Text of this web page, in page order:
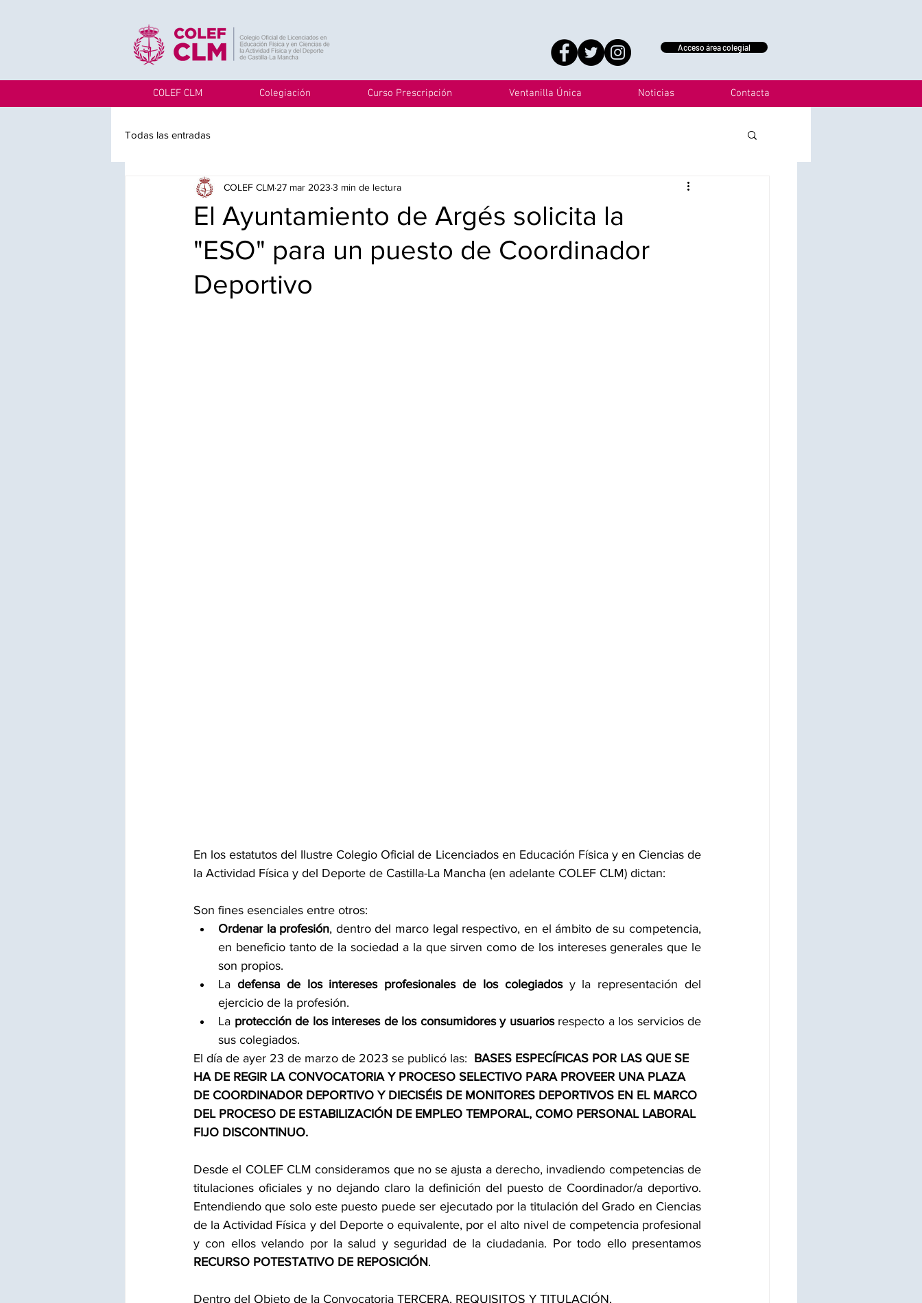
Acceso área colegial
COLEF CLM Colegiación Curso Prescripción Ventanilla Única Noticias Contacta
Todas las entradas
El Ayuntamiento de Argés solicita la
"ESO" para un puesto de Coordinador
Deportivo
COLEF CLM 27 mar 2023 3 min de lectura
En los estatutos del Ilustre Colegio Oficial de Licenciados en Educación Física y en Ciencias de
la Actividad Física y del Deporte de Castilla-La Mancha (en adelante COLEF CLM) dictan:
Son fines esenciales entre otros:
Ordenar la profesión, dentro del marco legal respectivo, en el ámbito de su competencia,
en beneficio tanto de la sociedad a la que sirven como de los intereses generales que le
son propios.
La defensa de los intereses profesionales de los colegiados y la representación del
ejercicio de la profesión.
La protección de los intereses de los consumidores y usuarios respecto a los servicios de
sus colegiados.
El día de ayer 23 de marzo de 2023 se publicó las: BASES ESPECÍFICAS POR LAS QUE SE
HA DE REGIR LA CONVOCATORIA Y PROCESO SELECTIVO PARA PROVEER UNA PLAZA
DE COORDINADOR DEPORTIVO Y DIECISÉIS DE MONITORES DEPORTIVOS EN EL MARCO
DEL PROCESO DE ESTABILIZACIÓN DE EMPLEO TEMPORAL, COMO PERSONAL LABORAL
FIJO DISCONTINUO.
Desde el COLEF CLM consideramos que no se ajusta a derecho, invadiendo competencias de
titulaciones oficiales y no dejando claro la definición del puesto de Coordinador/a deportivo.
Entendiendo que solo este puesto puede ser ejecutado por la titulación del Grado en Ciencias
de la Actividad Física y del Deporte o equivalente, por el alto nivel de competencia profesional
RECURSO POTESTATIVO DE REPOSICIÓN.
Dentro del Objeto de la Convocatoria TERCERA. REQUISITOS Y TITULACIÓN.